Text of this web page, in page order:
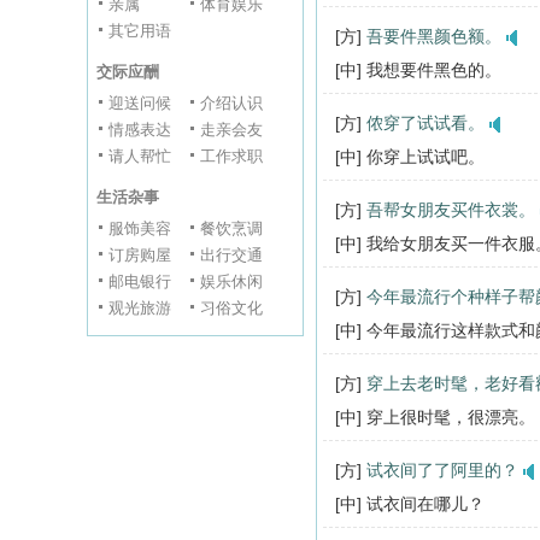
亲属
体育娱乐
其它用语
交际应酬
迎送问候
介绍认识
情感表达
走亲会友
请人帮忙
工作求职
生活杂事
服饰美容
餐饮烹调
订房购屋
出行交通
邮电银行
娱乐休闲
观光旅游
习俗文化
[方] 吾要件黑颜色额。
[中] 我想要件黑色的。
[方] 侬穿了试试看。
[中] 你穿上试试吧。
[方] 吾帮女朋友买件衣裳。
[中] 我给女朋友买一件衣服
[方] 今年最流行个种样子帮
[中] 今年最流行这样款式和
[方] 穿上去老时髦，老好看
[中] 穿上很时髦，很漂亮。
[方] 试衣间了了阿里的？
[中] 试衣间在哪儿？